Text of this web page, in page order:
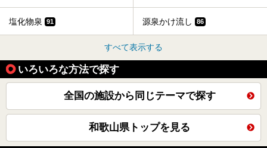
塩化物泉 91 源泉かけ流し 86
すべて表示する
いろいろな方法で探す
全国の施設から同じテーマで探す
和歌山県トップを見る